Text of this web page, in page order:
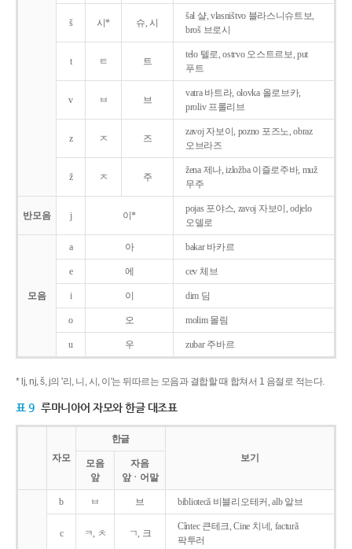
š 시* 슈, 시
šal 샬, vlasništvo 블라스니슈트보,
broš 브로시
t ㅌ 트
telo 텔로, ostrvo 오스트르보, put
푸트
v ㅂ 브
vatra 바트라, olovka 올로브카,
proliv 프롤리브
z ㅈ 즈
zavoj 자보이, pozno 포즈노, obraz
오브라즈
ž ㅈ 주
žena 제나, izložba 이즐로주바, muž
무주
반모음 j 이*
pojas 포야스, zavoj 자보이, odjelo
오델로
모음
a 아 bakar 바카르
e 에 cev 체브
i 이 dim 딤
o 오 molim 몰림
u 우 zubar 주바르
* lj, nj, š, j의 '리, 니, 시, 이'는 뒤따르는 모음과 결합할 때 합쳐서 1 음절로 적는다.
표 9 루마니아어 자모와 한글 대조표
자모
한글
보기
모음
앞
자음
앞ㆍ어말
b ㅂ 브 bibliotecǎ 비블리오테커, alb 알브
c ㅋ, ㅊ ㄱ, 크
Cîntec 큰테크, Cine 치네, facturǎ
팍투러